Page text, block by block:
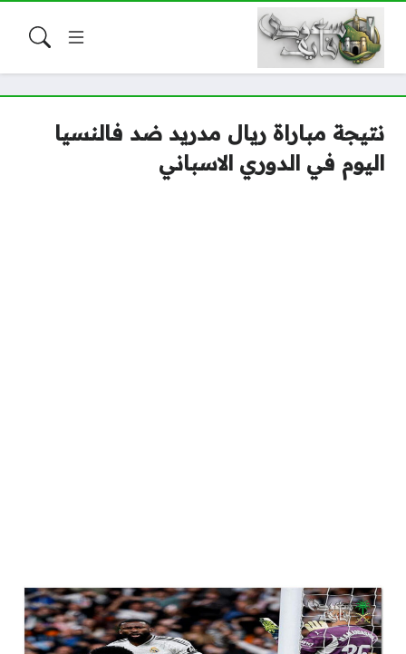
نتيجة مباراة ريال مدريد ضد فالنسيا
اليوم في الدوري الاسباني